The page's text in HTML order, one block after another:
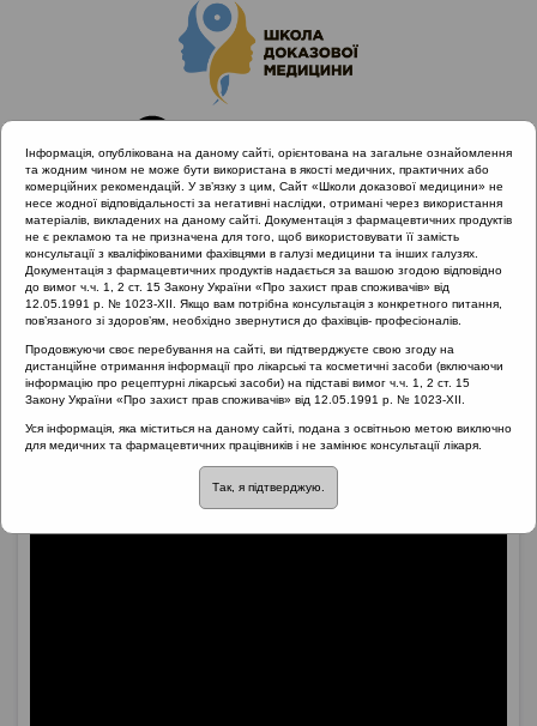
Головна
Матеріали за МКХ-11
04 Порушення імунної системи
Підходи до лікування алергічного процесу
Підходи до лікування
алергічного процесу
Інформація, опублікована на даному сайті, орієнтована на загальне ознайомлення
та жодним чином не може бути використана в якості медичних, практичних або
комерційних рекомендацій. У зв’язку з цим, Сайт «Школи доказової медицини» не
несе жодної відповідальності за негативні наслідки, отримані через використання
матеріалів, викладених на даному сайті. Документація з фармацевтичних продуктів
не є рекламою та не призначена для того, щоб використовувати її замість
консультації з кваліфікованими фахівцями в галузі медицини та інших галузях.
Документація з фармацевтичних продуктів надається за вашою згодою відповідно
до вимог ч.ч. 1, 2 ст. 15 Закону України «Про захист прав споживачів» від
12.05.1991 р. № 1023-XII. Якщо вам потрібна консультація з конкретного питання,
пов’язаного зі здоров’ям, необхідно звернутися до фахівців- професіоналів.
Продовжуючи своє перебування на сайті, ви підтверджуєте свою згоду на
дистанційне отримання інформації про лікарські та косметичні засоби (включаючи
інформацію про рецептурні лікарські засоби) на підставі вимог ч.ч. 1, 2 ст. 15
Закону України «Про захист прав споживачів» від 12.05.1991 р. № 1023-XII.
Уся інформація, яка міститься на даному сайті, подана з освітньою метою виключно
для медичних та фармацевтичних працівників і не замінює консультації лікаря.
Так, я підтверджую.